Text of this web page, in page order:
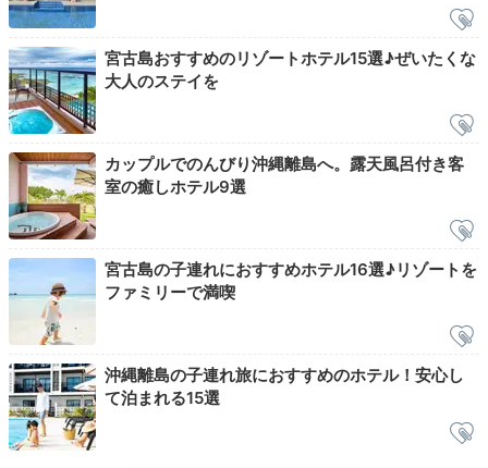
ビューバスで
癒しの時間
2ベッドルームタイプ 1ベ
ガラス張りのビューバスは、非日常感抜群◎海が見える
リゾート感がたまらないですね。また、タイ生まれのナ
チュラルなスキンケアブランド「THANN」のアメニテ
ィには、植物の恵みたっぷり。優雅なバスタイムを。
宮古島おすすめのリゾートホテル15選♪ぜいたくな
大人のステイを
カップルでのんびり沖縄離島へ。露天風呂付き客
室の癒しホテル9選
宮古島の子連れにおすすめホテル16選♪リゾートを
ファミリーで満喫
沖縄離島の子連れ旅におすすめのホテル！安心し
て泊まれる15選